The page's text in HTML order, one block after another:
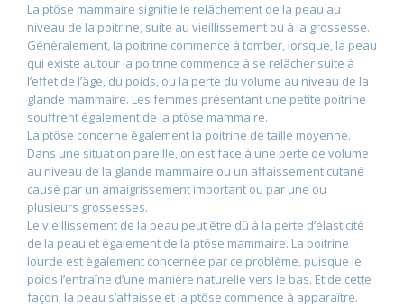
La ptôse mammaire signifie le relâchement de la peau au
niveau de la poitrine, suite au vieillissement ou à la grossesse.
Généralement, la poitrine commence à tomber, lorsque, la peau
qui existe autour la poitrine commence à se relâcher suite à
l’effet de l’âge, du poids, ou la perte du volume au niveau de la
glande mammaire. Les femmes présentant une petite poitrine
souffrent également de la ptôse mammaire.
La ptôse concerne également la poitrine de taille moyenne.
Dans une situation pareille, on est face à une perte de volume
au niveau de la glande mammaire ou un affaissement cutané
causé par un amaigrissement important ou par une ou
plusieurs grossesses.
Le vieillissement de la peau peut être dû à la perte d’élasticité
de la peau et également de la ptôse mammaire. La poitrine
lourde est également concernée par ce problème, puisque le
poids l’entraîne d’une manière naturelle vers le bas. Et de cette
façon, la peau s’affaisse et la ptôse commence à apparaître.